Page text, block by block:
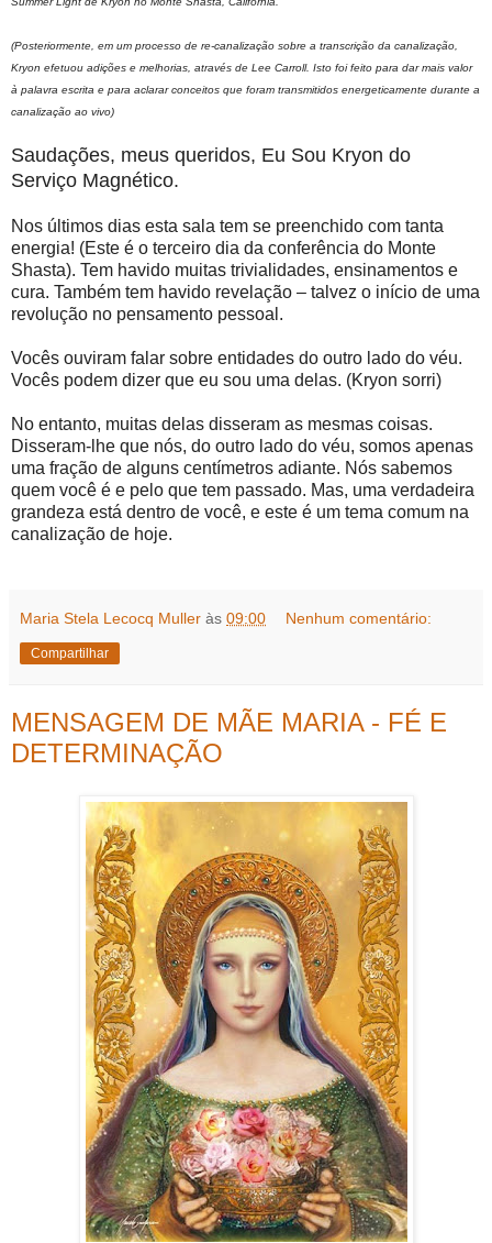
(Posteriormente, em um processo de re-canalização sobre a transcrição da canalização,
Kryon efetuou adições e melhorias, através de Lee Carroll. Isto foi feito para dar mais valor
à palavra escrita e para aclarar conceitos que foram transmitidos energeticamente durante a
canalização ao vivo)
Saudações, meus queridos, Eu Sou Kryon do
Serviço Magnético.
Nos últimos dias esta sala tem se preenchido com tanta
energia! (Este é o terceiro dia da conferência do Monte
Shasta). Tem havido muitas trivialidades, ensinamentos e
cura. Também tem havido revelação – talvez o início de uma
revolução no pensamento pessoal.
Vocês ouviram falar sobre entidades do outro lado do véu.
Vocês podem dizer que eu sou uma delas. (Kryon sorri)
No entanto, muitas delas disseram as mesmas coisas.
Disseram-lhe que nós, do outro lado do véu, somos apenas
uma fração de alguns centímetros adiante. Nós sabemos
quem você é e pelo que tem passado. Mas, uma verdadeira
grandeza está dentro de você, e este é um tema comum na
canalização de hoje.
Maria Stela Lecocq Muller às 09:00 Nenhum comentário:
Compartilhar
MENSAGEM DE MÃE MARIA - FÉ E
DETERMINAÇÃO